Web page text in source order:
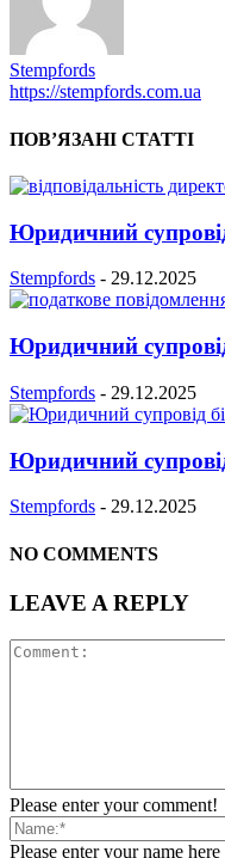
Stempfords
https://stempfords.com.ua
ПОВ’ЯЗАНІ СТАТТІ
Юридичний
Stempfords - 29.12.2025
Юридичний
Stempfords - 29.12.2025
Юридичний
Stempfords - 29.12.2025
NO COMMENTS
LEAVE A REPLY
Please enter your comment!
Please enter your name here